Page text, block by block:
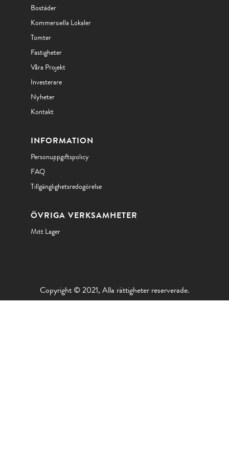
Bostäder
Kommersiella Lokaler
Tomter
Fastigheter
Våra Projekt
Investerare
Nyheter
Kontakt
INFORMATION
Personuppgiftspolicy
FAQ
Tillgänglighetsredogörelse
ÖVRIGA VERKSAMHETER
Mitt Lager
Copyright © 2021, Alla rättigheter reserverade.